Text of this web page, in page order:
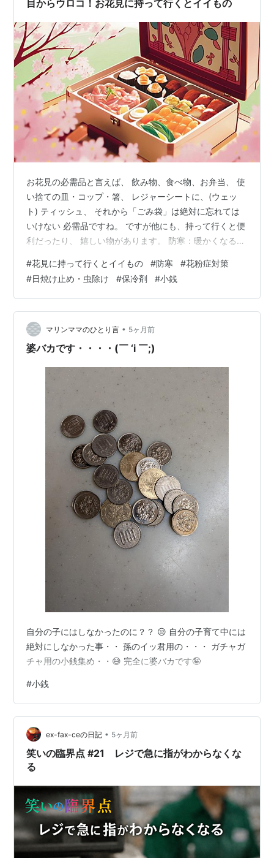
目からウロコ！お花見に持って行くとイイもの
お花見の必需品と言えば、 飲み物、食べ物、お弁当、 使
い捨ての皿・コップ・箸、 レジャーシートに、(ウェッ
ト) ティッシュ、 それから「ごみ袋」は絶対に忘れては
いけない 必需品ですね。 ですが他にも、持って行くと便
利だったり、 嬉しい物があります。 防寒：暖かくなるも
け・防寒着） 野外用ストーブ・ヒーター 花粉症対策をし
っかりする 日焼け止め 虫除けグッズ 保冷剤・クーラー
バッグ（ボックス） 折りたたみ簡易チェア 折りたたみ簡
易テーブル ダンボール トイレットペーパー マジックペ
ン 小銭 カメラやスマートフォン、そして三脚 防寒：暖
かくなる…
#花見に持って行くとイイもの #防寒 #花粉症対策
#日焼け止め・虫除け #保冷剤 #小銭
マリンママのひとり言 • 5ヶ月前
婆バカです・・・・(￣ ‘i ￣;)
自分の子にはしなかったのに？？ 😒 自分の子育て中には
絶対にしなかった事・・ 孫のイッ君用の・・・ ガチャガ
チャ用の小銭集め・・😅 完全に婆バカです🤪
#小銭
ex-fax-ceの日記 • 5ヶ月前
笑いの臨界点 #21 レジで急に指がわからなくな
る